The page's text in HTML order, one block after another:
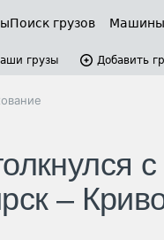
Поиск грузов Машины
грузы Добавить
–